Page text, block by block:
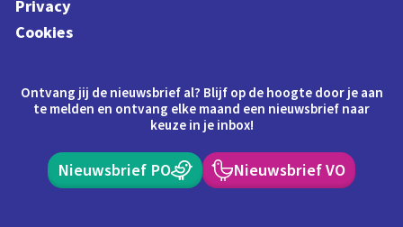
Privacy
Cookies
Ontvang jij de nieuwsbrief al? Blijf op de hoogte door je aan
te melden en ontvang elke maand een nieuwsbrief naar
keuze in je inbox!
Nieuwsbrief PO Nieuwsbrief VO